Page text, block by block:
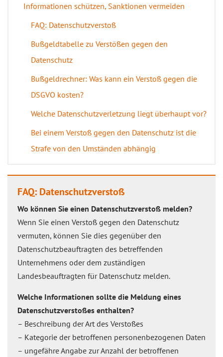
Informationen schützen, Sanktionen vermeiden
FAQ: Datenschutzverstoß
Bußgeldtabelle zu Verstößen gegen den
Datenschutz
Bußgeldrechner: Was kann ein Verstoß gegen die
DSGVO kosten?
Welche Datenschutzverletzung liegt überhaupt vor?
Bei einem Verstoß gegen den Datenschutz ist die
Strafe von den Umständen abhängig
FAQ: Datenschutzverstoß
Wo können Sie einen Datenschutzverstoß melden?
Wenn Sie einen Verstoß gegen den Datenschutz
vermuten, können Sie dies gegenüber den
Datenschutzbeauftragten des betreffenden
Unternehmens oder dem zuständigen
Landesbeauftragten für Datenschutz melden.
Welche Informationen sollte die Meldung eines
Datenschutzverstoßes enthalten?
– Beschreibung der Art des Verstoßes
– Kategorie der betroffenen personenbezogenen Daten
– ungefähre Angabe zur Anzahl der betroffenen